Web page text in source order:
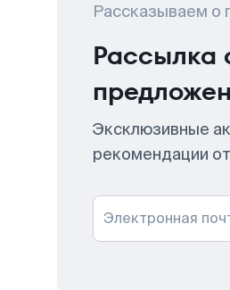
Рассказываем о
Рассылка
Эксклюзивные
рекомендации
Электронная